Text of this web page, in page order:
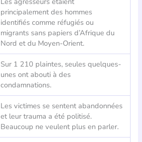
principalement des hommes
identifiés comme réfugiés ou
migrants sans papiers d’Afrique du
Nord et du Moyen-Orient.
Sur 1 210 plaintes, seules quelques-
unes ont abouti à des
condamnations.
Les victimes se sentent abandonnées
et leur trauma a été politisé.
Beaucoup ne veulent plus en parler.